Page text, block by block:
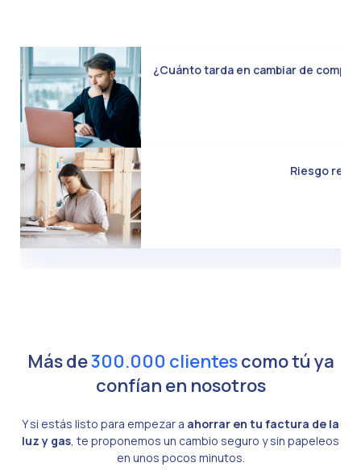
¿Cuánto tarda en cambiar de
Riesgo real
Más de300.000 clientescomo tú ya
confían en nosotros
Y si estás listo para empezar a ahorrar en tu factura de la
luz y gas, te proponemos un cambio seguro y sin papeleos
en unos pocos minutos.